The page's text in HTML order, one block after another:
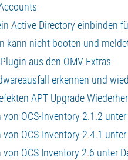
Active Directory einbinden
kann nicht booten und
aus den OMV Extras
erkennen und
APT Upgrade
OCS-Inventory 2.1.2
OCS-Inventory 2.4.1
OCS Inventory 2.6 unter